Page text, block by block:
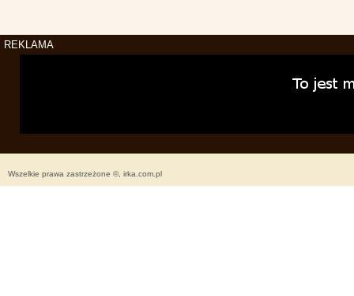
REKLAMA
Wszelkie prawa zastrzeżone ©, irka.com.pl